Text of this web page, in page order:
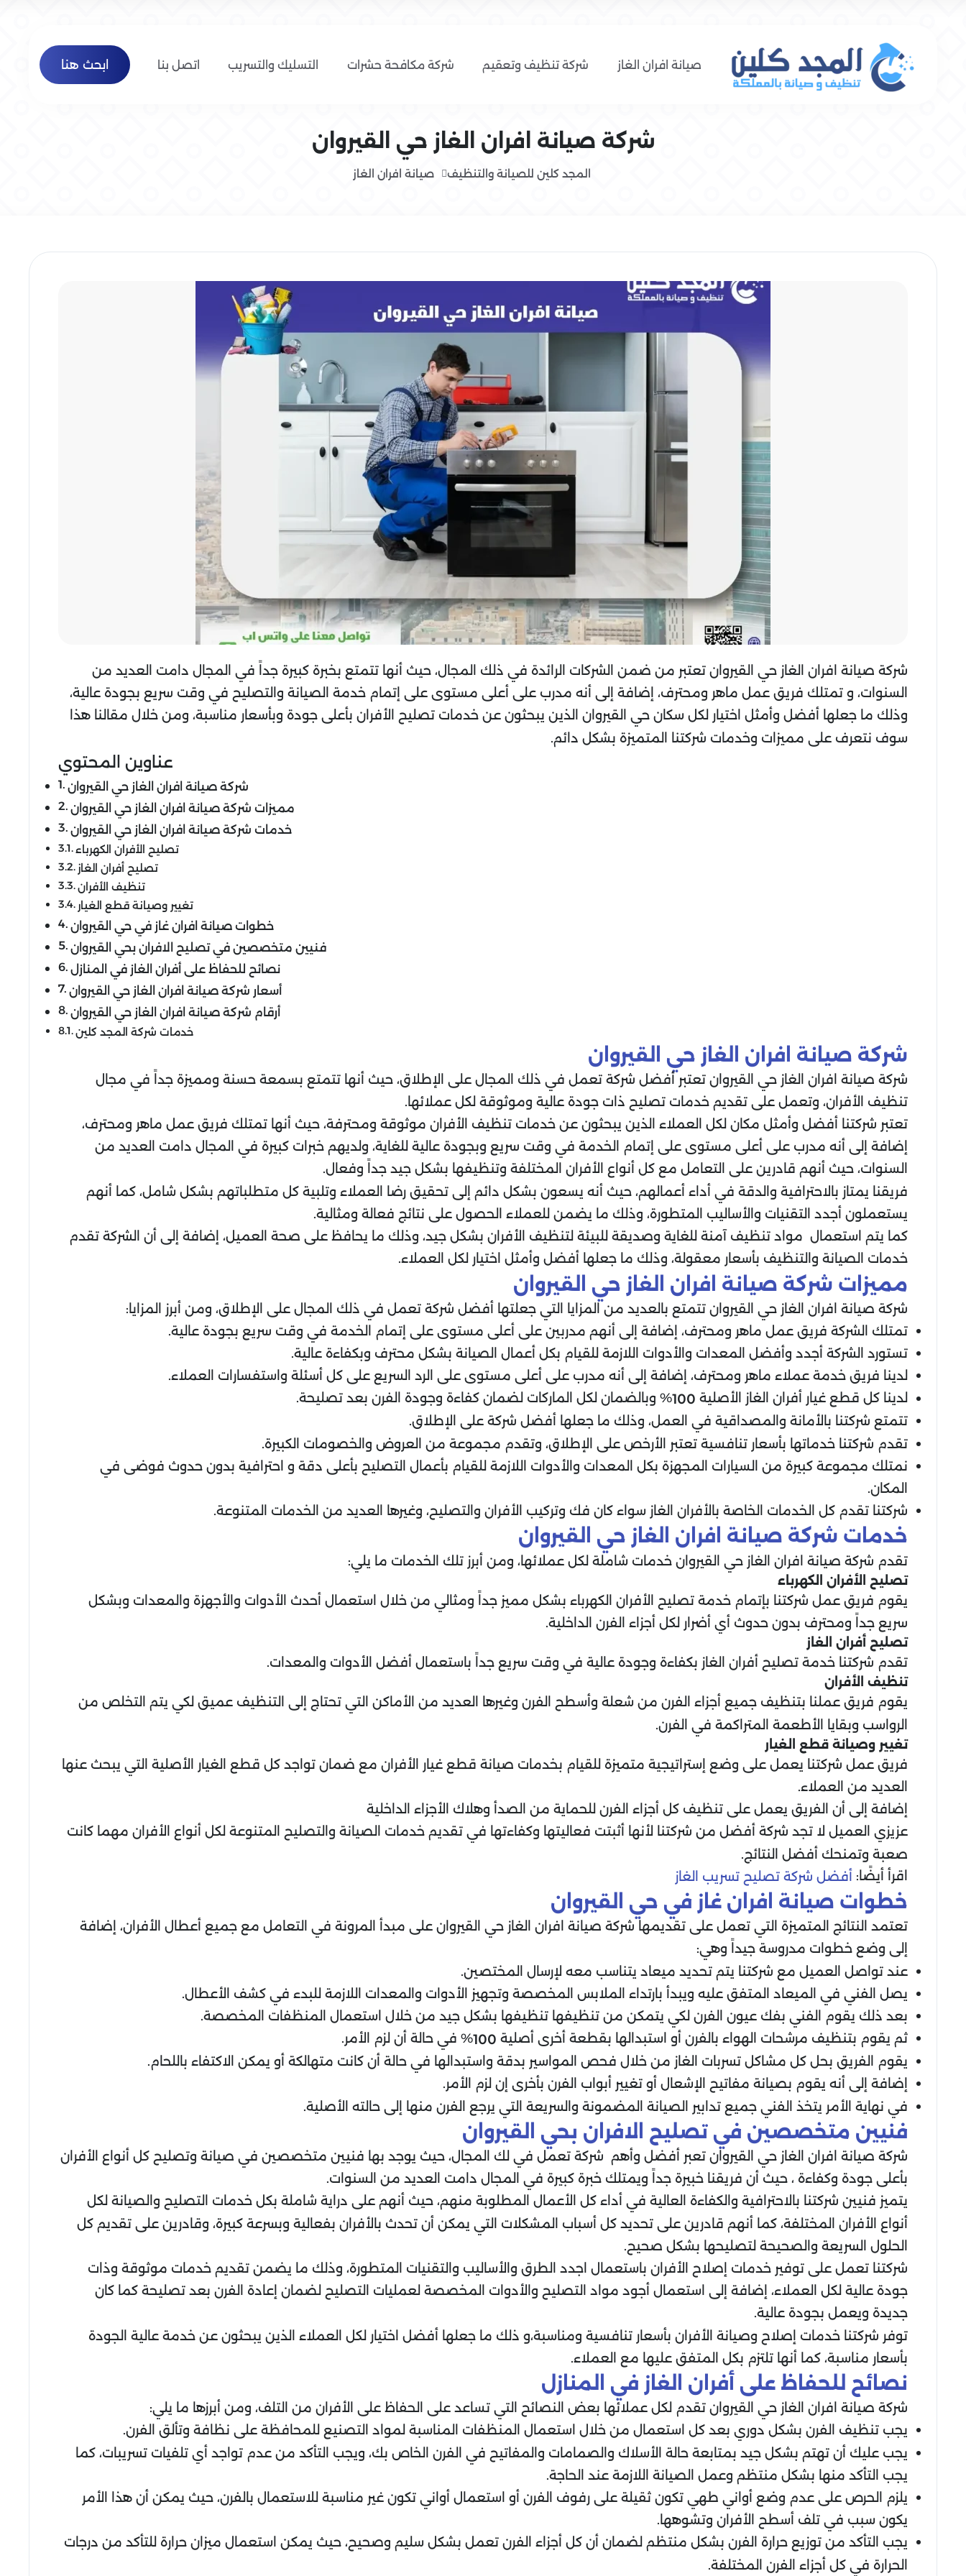
صيانة افران الغاز شركة تنظيف وتعقيم شركة مكافحة حشرات التسليك والتسريب اتصل بنا ابحث هنا
شركة صيانة افران الغاز حي القيروان
المجد كلين للصيانة والتنظيف صيانة افران الغاز
شركة صيانة افران الغاز حي القيروان تعتبر من ضمن الشركات الرائدة في ذلك المجال، حيث أنها تتمتع بخبرة كبيرة جداً في المجال دامت العديد من
السنوات، و تمتلك فريق عمل ماهر ومحترف، إضافة إلى أنه مدرب على أعلى مستوى على إتمام خدمة الصيانة والتصليح في وقت سريع بجودة عالية،
وذلك ما جعلها أفضل وأمثل اختيار لكل سكان حي القيروان الذين يبحثون عن خدمات تصليح الأفران بأعلى جودة وبأسعار مناسبة، ومن خلال مقالنا هذا
سوف نتعرف على مميزات وخدمات شركتنا المتميزة بشكل دائم.
عناوين المحتوي
شركة صيانة افران الغاز حي القيروان
مميزات شركة صيانة افران الغاز حي القيروان
خدمات شركة صيانة افران الغاز حي القيروان
تصليح الأفران الكهرباء
تصليح أفران الغاز
تنظيف الأفران
تغيير وصيانة قطع الغيار
خطوات صيانة افران غاز في حي القيروان
فنيين متخصصين في تصليح الافران بحي القيروان
نصائح للحفاظ على أفران الغاز في المنازل
أسعار شركة صيانة افران الغاز حي القيروان
أرقام شركة صيانة افران الغاز حي القيروان
خدمات شركة المجد كلين
شركة صيانة افران الغاز حي القيروان
شركة صيانة افران الغاز حي القيروان تعتبر أفضل شركة تعمل في ذلك المجال على الإطلاق، حيث أنها تتمتع بسمعة حسنة ومميزة جداً في مجال
تنظيف الأفران، وتعمل على تقديم خدمات تصليح ذات جودة عالية وموثوقة لكل عملائها.
تعتبر شركتنا أفضل وأمثل مكان لكل العملاء الذين يبحثون عن خدمات تنظيف الأفران موثوقة ومحترفة، حيث أنها تمتلك فريق عمل ماهر ومحترف،
إضافة إلى أنه مدرب على أعلى مستوى على إتمام الخدمة في وقت سريع وبجودة عالية للغاية، ولديهم خبرات كبيرة في المجال دامت العديد من
السنوات، حيث أنهم قادرين على التعامل مع كل أنواع الأفران المختلفة وتنظيفها بشكل جيد جداً وفعال.
فريقنا يمتاز بالاحترافية والدقة في أداء أعمالهم، حيث أنه يسعون بشكل دائم إلى تحقيق رضا العملاء وتلبية كل متطلباتهم بشكل شامل، كما أنهم
يستعملون أجدد التقنيات والأساليب المتطورة، وذلك ما يضمن للعملاء الحصول على نتائج فعالة ومثالية.
كما يتم استعمال مواد تنظيف آمنة للغاية وصديقة للبيئة لتنظيف الأفران بشكل جيد، وذلك ما يحافظ على صحة العميل، إضافة إلى أن الشركة تقدم
خدمات الصيانة والتنظيف بأسعار معقولة، وذلك ما جعلها أفضل وأمثل اختيار لكل العملاء.
مميزات شركة صيانة افران الغاز حي القيروان
شركة صيانة افران الغاز حي القيروان تتمتع بالعديد من المزايا التي جعلتها أفضل شركة تعمل في ذلك المجال على الإطلاق، ومن أبرز المزايا:
تمتلك الشركة فريق عمل ماهر ومحترف، إضافة إلى أنهم مدربين على أعلى مستوى على إتمام الخدمة في وقت سريع بجودة عالية.
تستورد الشركة أجدد وأفضل المعدات والأدوات اللازمة للقيام بكل أعمال الصيانة بشكل محترف وبكفاءة عالية.
لدينا فريق خدمة عملاء ماهر ومحترف، إضافة إلى أنه مدرب على أعلى مستوى على الرد السريع على كل أسئلة واستفسارات العملاء.
لدينا كل قطع غيار أفران الغاز الأصلية 100% وبالضمان لكل الماركات لضمان كفاءة وجودة الفرن بعد تصليحة.
تتمتع شركتنا بالأمانة والمصداقية في العمل، وذلك ما جعلها أفضل شركة على الإطلاق.
تقدم شركتنا خدماتها بأسعار تنافسية تعتبر الأرخص على الإطلاق، وتقدم مجموعة من العروض والخصومات الكبيرة.
نمتلك مجموعة كبيرة من السيارات المجهزة بكل المعدات والأدوات اللازمة للقيام بأعمال التصليح بأعلى دقة و احترافية بدون حدوث فوضى في
المكان.
شركتنا تقدم كل الخدمات الخاصة بالأفران الغاز سواء كان فك وتركيب الأفران والتصليح، وغيرها العديد من الخدمات المتنوعة.
خدمات شركة صيانة افران الغاز حي القيروان
تقدم شركة صيانة افران الغاز حي القيروان خدمات شاملة لكل عملائها، ومن أبرز تلك الخدمات ما يلي:
تصليح الأفران الكهرباء
يقوم فريق عمل شركتنا بإتمام خدمة تصليح الأفران الكهرباء بشكل مميز جداً ومثالي من خلال استعمال أحدث الأدوات والأجهزة والمعدات وبشكل
سريع جداً ومحترف بدون حدوث أي أضرار لكل أجزاء الفرن الداخلية.
تصليح أفران الغاز
تقدم شركتنا خدمة تصليح أفران الغاز بكفاءة وجودة عالية في وقت سريع جداً باستعمال أفضل الأدوات والمعدات.
تنظيف الأفران
يقوم فريق عملنا بتنظيف جميع أجزاء الفرن من شعلة وأسطح الفرن وغيرها العديد من الأماكن التي تحتاج إلى التنظيف عميق لكي يتم التخلص من
الرواسب وبقايا الأطعمة المتراكمة في الفرن.
تغيير وصيانة قطع الغيار
فريق عمل شركتنا يعمل على وضع إستراتيجية متميزة للقيام بخدمات صيانة قطع غيار الأفران مع ضمان تواجد كل قطع الغيار الأصلية التي يبحث عنها
العديد من العملاء.
إضافة إلى أن الفريق يعمل على تنظيف كل أجزاء الفرن للحماية من الصدأ وهلاك الأجزاء الداخلية
عزيزي العميل لا تجد شركة أفضل من شركتنا لأنها أثبتت فعاليتها وكفاءتها في تقديم خدمات الصيانة والتصليح المتنوعة لكل أنواع الأفران مهما كانت
صعبة وتمنحك أفضل النتائج.
اقرأ أيضًا: أفضل شركة تصليح تسريب الغاز
خطوات صيانة افران غاز في حي القيروان
تعتمد النتائج المتميزة التي تعمل على تقديمها شركة صيانة افران الغاز حي القيروان على مبدأ المرونة في التعامل مع جميع أعطال الأفران، إضافة
إلى وضع خطوات مدروسة جيداً وهي:
عند تواصل العميل مع شركتنا يتم تحديد ميعاد يتناسب معه لإرسال المختصين.
يصل الفني في الميعاد المتفق عليه ويبدأ بارتداء الملابس المخصصة وتجهيز الأدوات والمعدات اللازمة للبدء في كشف الأعطال.
بعد ذلك يقوم الفني بفك عيون الفرن لكي يتمكن من تنظيفها تنظيفها بشكل جيد من خلال استعمال المنظفات المخصصة.
ثم يقوم بتنظيف مرشحات الهواء بالفرن أو استبدالها بقطعة أخرى أصلية 100% في حالة أن لزم الأمر.
يقوم الفريق بحل كل مشاكل تسربات الغاز من خلال فحص المواسير بدقة واستبدالها في حالة أن كانت متهالكة أو يمكن الاكتفاء باللحام.
إضافة إلى أنه يقوم بصيانة مفاتيح الإشعال أو تغيير أبواب الفرن بأخرى إن لزم الأمر.
في نهاية الأمر يتخذ الفني جميع تدابير الصيانة المضمونة والسريعة التي يرجع الفرن منها إلى حالته الأصلية.
فنيين متخصصين في تصليح الافران بحي القيروان
شركة صيانة افران الغاز حي القيروان تعبر أفضل وأهم شركة تعمل في لك المجال، حيث يوجد بها فنيين متخصصين في صيانة وتصليح كل أنواع الأفران
بأعلى جودة وكفاءة ، حيث أن فريقنا خبيرة جداً ويمتلك خبرة كبيرة في المجال دامت العديد من السنوات.
يتميز فنيين شركتنا بالاحترافية والكفاءة العالية في أداء كل الأعمال المطلوبة منهم، حيث أنهم على دراية شاملة بكل خدمات التصليح والصيانة لكل
أنواع الأفران المختلفة، كما أنهم قادرين على تحديد كل أسباب المشكلات التي يمكن أن تحدث بالأفران بفعالية وبسرعة كبيرة، وقادرين على تقديم كل
الحلول السريعة والصحيحة لتصليحها بشكل صحيح.
شركتنا تعمل على توفير خدمات إصلاح الأفران باستعمال اجدد الطرق والأساليب والتقنيات المتطورة، وذلك ما يضمن تقديم خدمات موثوقة وذات
جودة عالية لكل العملاء، إضافة إلى استعمال أجود مواد التصليح والأدوات المخصصة لعمليات التصليح لضمان إعادة الفرن بعد تصليحة كما كان
جديدة ويعمل بجودة عالية.
توفر شركتنا خدمات إصلاح وصيانة الأفران بأسعار تنافسية ومناسبة،و ذلك ما جعلها أفضل اختيار لكل العملاء الذين يبحثون عن خدمة عالية الجودة
بأسعار مناسبة، كما أنها تلتزم بكل المتفق عليها مع العملاء.
نصائح للحفاظ على أفران الغاز في المنازل
شركة صيانة افران الغاز حي القيروان تقدم لكل عملائها بعض النصائح التي تساعد على الحفاظ على الأفران من التلف، ومن أبرزها ما يلي:
يجب تنظيف الفرن بشكل دوري بعد كل استعمال من خلال استعمال المنظفات المناسبة لمواد التصنيع للمحافظة على نظافة وتألق الفرن.
يجب عليك أن تهتم بشكل جيد بمتابعة حالة الأسلاك والصمامات والمفاتيح في الفرن الخاص بك، ويجب التأكد من عدم تواجد أي تلفيات تسريبات، كما
يجب التأكد منها بشكل منتظم وعمل الصيانة اللازمة عند الحاجة.
يلزم الحرص على عدم وضع أواني طهي تكون ثقيلة على رفوف الفرن أو استعمال أواني تكون غير مناسبة للاستعمال بالفرن، حيث يمكن أن هذا الأمر
يكون سبب في تلف أسطح الأفران وتشوهها.
يجب التأكد من توزيع حرارة الفرن بشكل منتظم لضمان أن كل أجزاء الفرن تعمل بشكل سليم وصحيح، حيث يمكن استعمال ميزان حرارة للتأكد من درجات
الحرارة في كل أجزاء الفرن المختلفة.